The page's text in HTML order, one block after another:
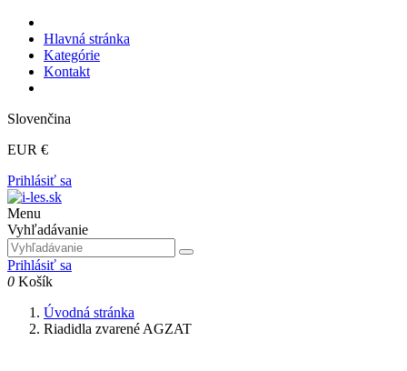
Hlavná stránka
Kategórie
Kontakt
Slovenčina
EUR €
Prihlásiť sa
Menu
Vyhľadávanie
Prihlásiť sa
0 Košík
Úvodná stránka
Riadidla zvarené AGZAT